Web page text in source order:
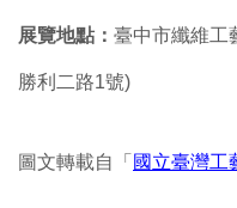
展覽地點： 臺中市纖維工
勝利二路1號)
圖文轉載自「 國立臺灣工